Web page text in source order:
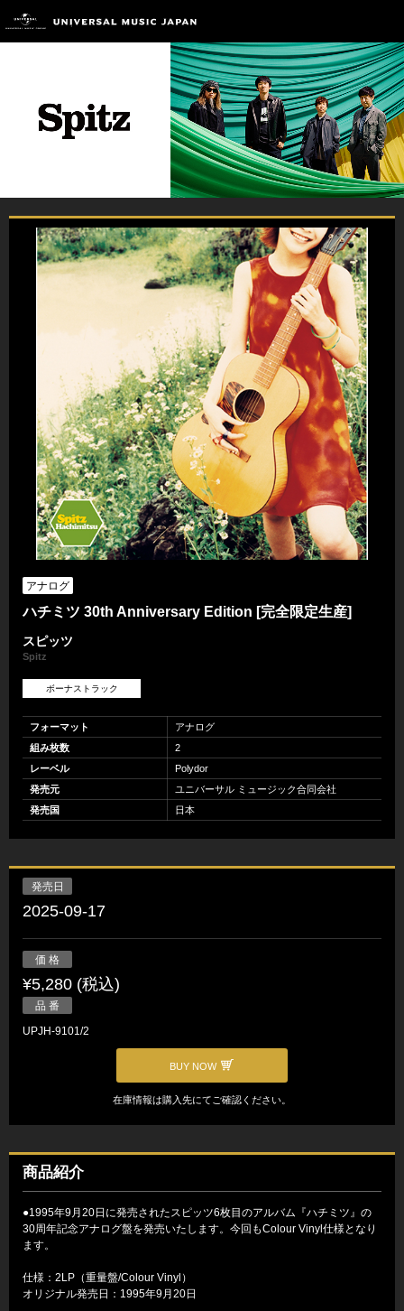
アナログ
ハチミツ 30th Anniversary Edition [完全限定生産]
スピッツ
Spitz
ボーナストラック
フォーマット
アナログ
組み枚数
2
レーベル
Polydor
発売元
ユニバーサル ミュージック合同会社
発売国
日本
発売日
2025-09-17
価 格
¥5,280 (税込)
品 番
UPJH-9101/2
BUY NOW
在庫情報は購入先にてご確認ください。
商品紹介
●1995年9月20日に発売されたスピッツ6枚目のアルバム『ハチミツ』の
30周年記念アナログ盤を発売いたします。今回もColour Vinyl仕様となり
ます。
仕様：2LP（重量盤/Colour Vinyl）
オリジナル発売日：1995年9月20日